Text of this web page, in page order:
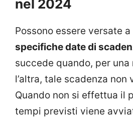
nel 2024
Possono essere versate a
specifiche date di
succede quando, per una
l’altra, tale scadenza non
Quando non si effettua il
tempi previsti viene